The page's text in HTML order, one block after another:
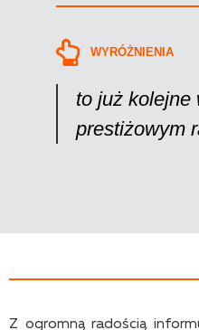
WYRÓŻNIENIA
to już kolejne
prestiżowym
Z ogromną radością